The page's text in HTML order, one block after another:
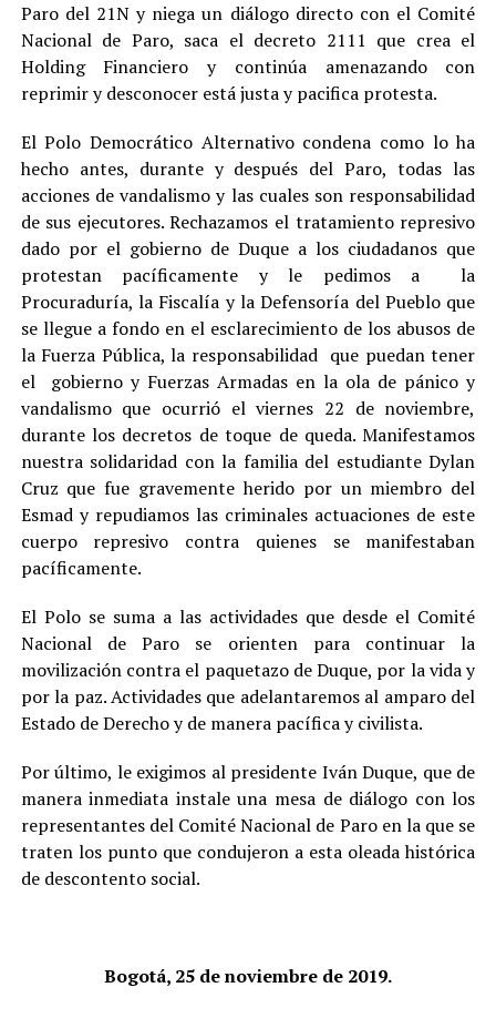
Paro del 21N y niega un diálogo directo con el Comité
Nacional de Paro, saca el decreto 2111 que crea el
Holding Financiero y continúa amenazando con
reprimir y desconocer está justa y pacifica protesta.
El Polo Democrático Alternativo condena como lo ha
hecho antes, durante y después del Paro, todas las
acciones de vandalismo y las cuales son responsabilidad
de sus ejecutores. Rechazamos el tratamiento represivo
dado por el gobierno de Duque a los ciudadanos que
protestan pacíficamente y le pedimos a la
Procuraduría, la Fiscalía y la Defensoría del Pueblo que
se llegue a fondo en el esclarecimiento de los abusos de
la Fuerza Pública, la responsabilidad que puedan tener
el gobierno y Fuerzas Armadas en la ola de pánico y
vandalismo que ocurrió el viernes 22 de noviembre,
durante los decretos de toque de queda. Manifestamos
nuestra solidaridad con la familia del estudiante Dylan
Cruz que fue gravemente herido por un miembro del
Esmad y repudiamos las criminales actuaciones de este
cuerpo represivo contra quienes se manifestaban
pacíficamente.
El Polo se suma a las actividades que desde el Comité
Nacional de Paro se orienten para continuar la
movilización contra el paquetazo de Duque, por la vida y
por la paz. Actividades que adelantaremos al amparo del
Estado de Derecho y de manera pacífica y civilista.
Por último, le exigimos al presidente Iván Duque, que de
manera inmediata instale una mesa de diálogo con los
representantes del Comité Nacional de Paro en la que se
traten los punto que condujeron a esta oleada histórica
de descontento social.
Bogotá, 25 de noviembre de 2019.